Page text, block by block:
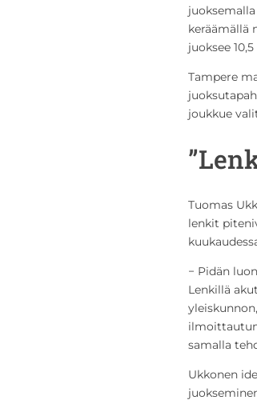
keräämällä
juoksee
Tampere
joukkue
Tuomas
lenkit
− Pidän
Lenkillä
samalla
Ukkonen